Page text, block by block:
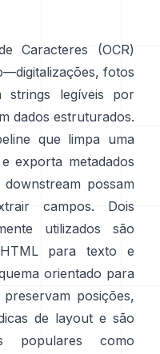
Caracteres (OCR)
fotos
strings legíveis por
dados estruturados.
que limpa uma
exporta metadados
possam
campos. Dois
utilizados são
para texto e
orientado para
posições,
de layout e são
populares como